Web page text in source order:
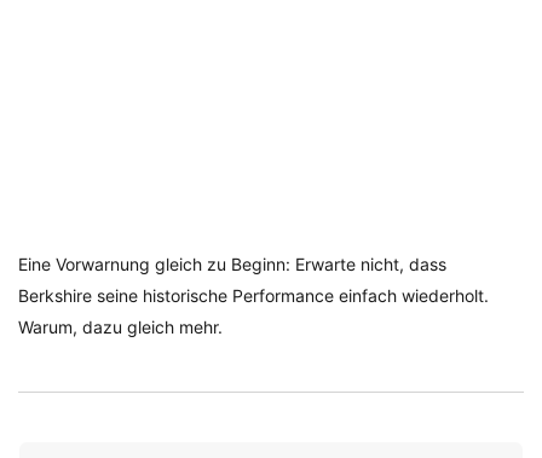
Eine Vorwarnung gleich zu Beginn: Erwarte nicht, dass
Berkshire seine historische Performance einfach wiederholt.
Warum, dazu gleich mehr.